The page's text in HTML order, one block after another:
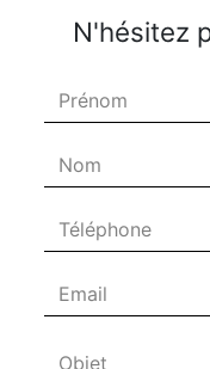
N'hésitez